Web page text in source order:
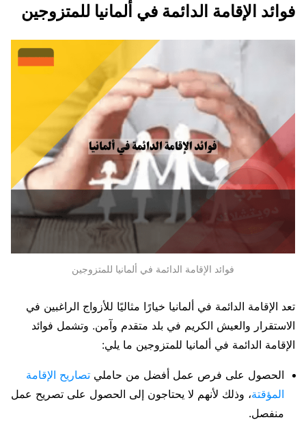
فوائد الإقامة الدائمة في ألمانيا للمتزوجين
فوائد الإقامة الدائمة في ألمانيا للمتزوجين
تعد الإقامة الدائمة في ألمانيا خيارًا مثاليًا للأزواج الراغبين في
الاستقرار والعيش الكريم في بلد متقدم وآمن. وتشمل فوائد
الإقامة الدائمة في ألمانيا للمتزوجين ما يلي:
الحصول على فرص عمل أفضل من حاملي تصاريح الإقامة
المؤقتة، وذلك لأنهم لا يحتاجون إلى الحصول على تصريح عمل
منفصل.